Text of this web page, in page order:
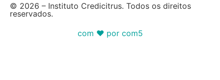
© 2026 – Instituto Credicitrus. Todos os direitos
reservados.
com ❤ por com5​​